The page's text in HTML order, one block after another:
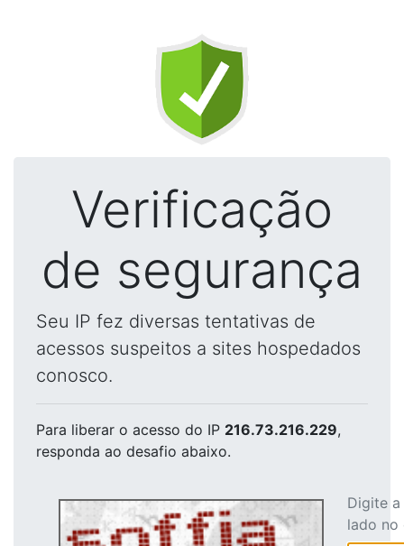
Verificação
de segurança
Seu IP fez diversas tentativas de
acessos suspeitos a sites hospedados
conosco.
Para liberar o acesso do IP 216.73.216.229,
responda ao desafio abaixo.
Digite
lado no